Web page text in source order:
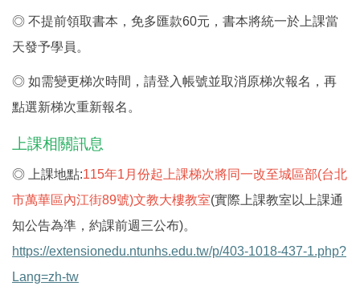
◎ 不提前領取書本，免多匯款60元，書本將統一於上課當
天發予學員。
◎ 如需變更梯次時間，請登入帳號並取消原梯次報名，再
點選新梯次重新報名。
上課相關訊息
◎ 上課地點:115年1 月份起上課梯次將同一改至城區部(台北
市萬華區內江街89號)文教大樓教室(實際上課教室以上課通
知公告為準，約課前週三公布)。
https://extensionedu.ntunhs.edu.tw/p/403-1018-437-1.php?
Lang=zh-tw